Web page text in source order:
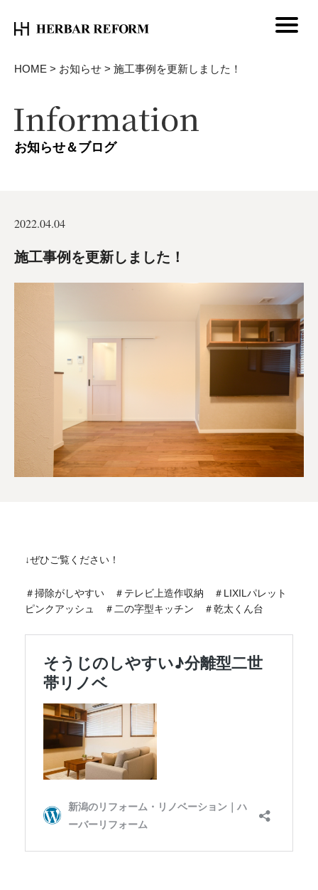
HOME > お知らせ > 施工事例を更新しました！
お知らせ＆ブログ
2022.04.04
施工事例を更新しました！
↓ぜひご覧ください！
＃掃除がしやすい ＃テレビ上造作収納 ＃LIXILパレット
ピンクアッシュ ＃二の字型キッチン ＃乾太くん台